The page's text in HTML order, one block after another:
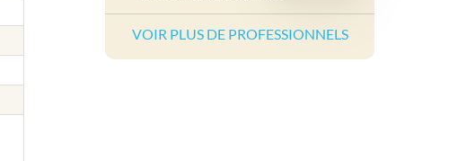
VOIR PLUS DE PROFESSIONNELS